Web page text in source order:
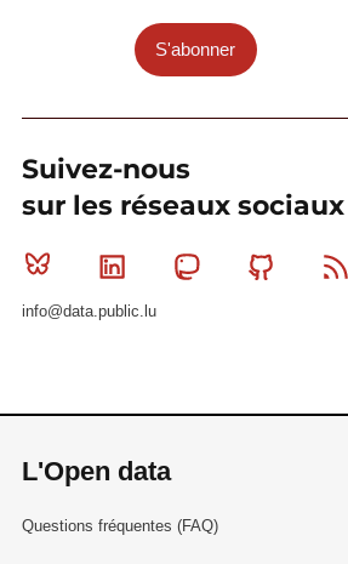
S'abonner
Suivez-nous
sur les réseaux sociaux
Bluesky Linkedin MastodonGithub
info@data.public.lu
L'Open data
Questions fréquentes (FAQ)